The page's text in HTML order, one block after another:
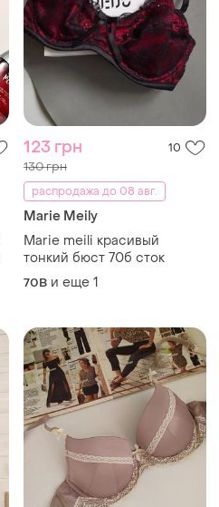
123 грн 10
130 грн
распродажа до 08 авг.
Marie Meily
Marie meili красивый
тонкий бюст 70б сток
70B и еще 1